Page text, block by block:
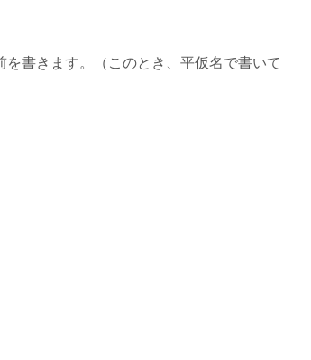
書きます。（このとき、平仮名で書いて